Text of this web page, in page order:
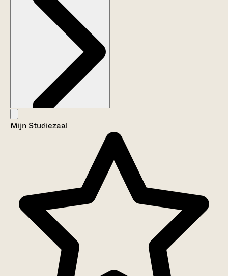
Aanwijzingen voor de gebruiker
Mijn Studiezaal